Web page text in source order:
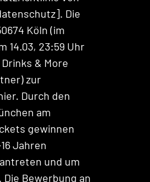
Die
Köln (im
14.03, 23:59 Uhr
& More
zur
Durch den
am
gewinnen
Jahren
und um
Bewerbung an